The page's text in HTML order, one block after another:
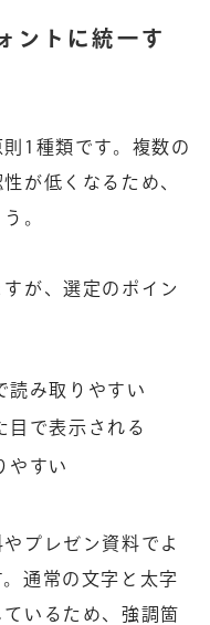
ントに統一す
1種類です。複数の
が低くなるため、
。
が、選定のポイン
読み取りやすい
目で表示される
やすい
プレゼン資料でよ
。通常の文字と太字
いるため、強調箇